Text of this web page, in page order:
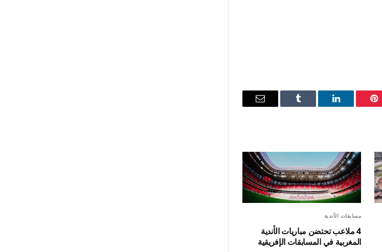
بينتيريستلينكدإن Tumblr
البريد
مسابقات الأندية
4 ملاعب تحتضن مباريات الأندية
المغربية في المسابقات الإفريقية